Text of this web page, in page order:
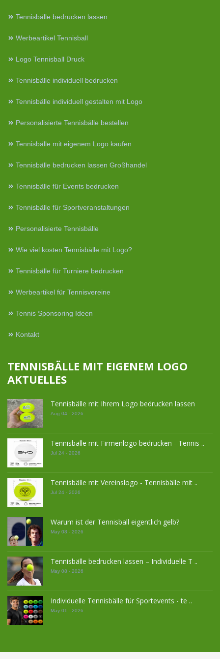
Tennisbälle bedrucken lassen
Werbeartikel Tennisball
Logo Tennisball Druck
Tennisbälle individuell bedrucken
Tennisbälle individuell gestalten mit Logo
Personalisierte Tennisbälle bestellen
Tennisbälle mit eigenem Logo kaufen
Tennisbälle bedrucken lassen Großhandel
Tennisbälle für Events bedrucken
Tennisbälle für Sportveranstaltungen
Personalisierte Tennisbälle
Wie viel kosten Tennisbälle mit Logo?
Tennisbälle für Turniere bedrucken
Werbeartikel für Tennisvereine
Tennis Sponsoring Ideen
Kontakt
TENNISBÄLLE MIT EIGENEM LOGO
AKTUELLES
Tennisbälle mit Ihrem Logo bedrucken lassen
Aug 04 - 2026
Tennisbälle mit Firmenlogo bedrucken - Tennis ..
Jul 24 - 2026
Tennisbälle mit Vereinslogo - Tennisbälle mit ..
Jul 24 - 2026
Warum ist der Tennisball eigentlich gelb?
May 08 - 2026
Tennisbälle bedrucken lassen – Individuelle T ..
May 08 - 2026
Individuelle Tennisbälle für Sportevents - te ..
May 01 - 2026